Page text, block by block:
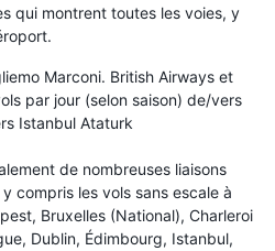
qui montrent toutes les voies, y
Marconi. British Airways et
par jour (selon saison) de/vers
Istanbul Ataturk
de nombreuses liaisons
compris les vols sans escale à
Bruxelles (National), Charleroi
Dublin, Édimbourg, Istanbul,